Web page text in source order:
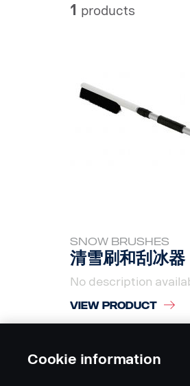
1 products
SNOW BRUSHES
清雪刷和刮冰器
No description
VIEW PRODUCT
Cookie information